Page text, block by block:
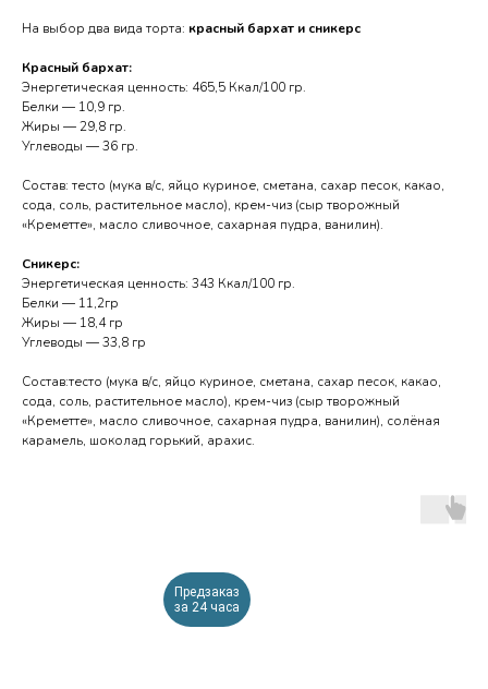
На выбор два вида торта: красный бархат и сникерс
Красный бархат:
Энергетическая ценность: 465,5 Ккал/100 гр.
Белки — 10,9 гр.
Жиры — 29,8 гр.
Углеводы — 36 гр.
Состав: тесто (мука в/с, яйцо куриное, сметана, сахар песок, какао,
сода, соль, растительное масло), крем-чиз (сыр творожный
«Креметте», масло сливочное, сахарная пудра, ванилин).
Сникерс:
Энергетическая ценность: 343 Ккал/100 гр.
Белки — 11,2гр
Жиры — 18,4 гр
Углеводы — 33,8 гр
Состав:тесто (мука в/с, яйцо куриное, сметана, сахар песок, какао,
сода, соль, растительное масло), крем-чиз (сыр творожный
«Креметте», масло сливочное, сахарная пудра, ванилин), солёная
карамель, шоколад горький, арахис.
Предзаказ
за 24 часа